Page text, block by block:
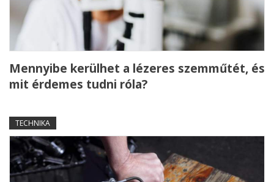
Mennyibe kerülhet a lézeres szemműtét, és
mit érdemes tudni róla?
TECHNIKA